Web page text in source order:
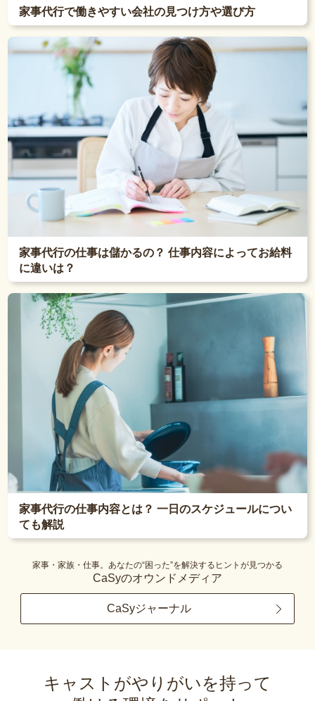
家事代行で働きやすい会社の見つけ方や選び方
家事代行の仕事は儲かるの？ 仕事内容によってお給料
に違いは？
家事代行の仕事内容とは？ 一日のスケジュールについ
ても解説
家事・家族・仕事。あなたの“困った”を解決するヒントが見つかる
CaSyのオウンドメディア
CaSyジャーナル
キャストがやりがいを持って